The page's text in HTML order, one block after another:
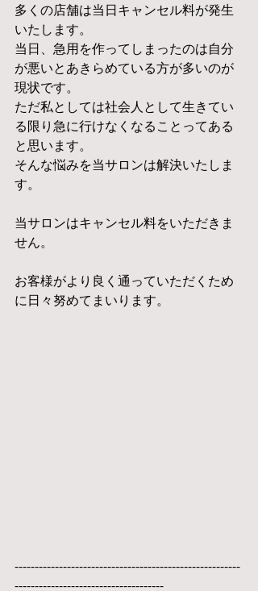
多くの店舗は当日キャンセル料が発生
いたします。
当日、急用を作ってしまったのは自分
が悪いとあきらめている方が多いのが
現状です。
ただ私としては社会人として生きてい
る限り急に行けなくなることってある
と思います。
そんな悩みを当サロンは解決いたしま
す。
当サロンはキャンセル料をいただきま
せん。
お客様がより良く通っていただくため
に日々努めてまいります。
--------------------------------------------------------
-------------------------------------